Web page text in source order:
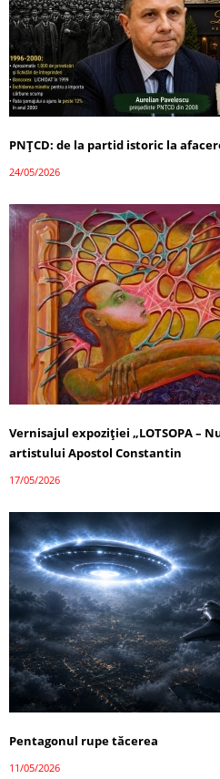
PNȚCD: de la partid istoric la
24/05/2026
Vernisajul expoziției „LOTSOPA –
artistului Apostol Constantin
17/05/2026
Pentagonul rupe tăcerea
11/05/2026